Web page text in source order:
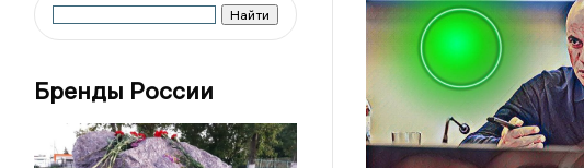
Бренды России